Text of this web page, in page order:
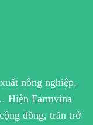
nông nghiệp,
Hiện Farmvina
đồng, trăn trở